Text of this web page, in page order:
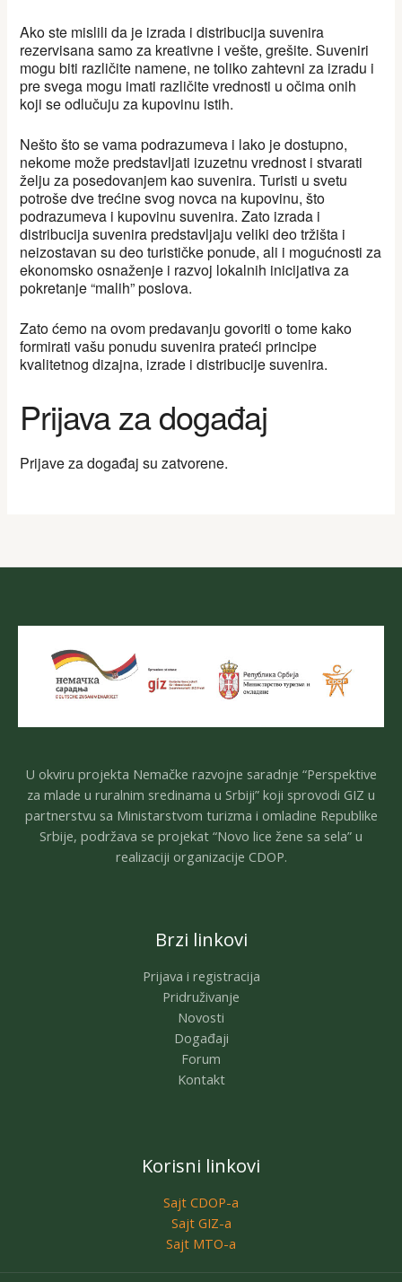
Ako ste mislili da je izrada i distribucija suvenira
rezervisana samo za kreativne i vešte, grešite. Suveniri
mogu biti različite namene, ne toliko zahtevni za izradu i
pre svega mogu imati različite vrednosti u očima onih
koji se odlučuju za kupovinu istih.
Nešto što se vama podrazumeva i lako je dostupno,
nekome može predstavljati izuzetnu vrednost i stvarati
želju za posedovanjem kao suvenira. Turisti u svetu
potroše dve trećine svog novca na kupovinu, što
podrazumeva i kupovinu suvenira. Zato izrada i
distribucija suvenira predstavljaju veliki deo tržišta i
neizostavan su deo turističke ponude, ali i mogućnosti za
ekonomsko osnaženje i razvoj lokalnih inicijativa za
pokretanje “malih” poslova.
Zato ćemo na ovom predavanju govoriti o tome kako
formirati vašu ponudu suvenira prateći principe
kvalitetnog dizajna, izrade i distribucije suvenira.
Prijava za događaj
Prijave za događaj su zatvorene.
U okviru projekta Nemačke razvojne saradnje “Perspektive
za mlade u ruralnim sredinama u Srbiji” koji sprovodi GIZ u
partnerstvu sa Ministarstvom turizma i omladine Republike
Srbije, podržava se projekat “Novo lice žene sa sela” u
realizaciji organizacije CDOP.
Brzi linkovi
Prijava i registracija
Pridruživanje
Novosti
Događaji
Forum
Kontakt
Korisni linkovi
Sajt CDOP-a
Sajt GIZ-a
Sajt MTO-a